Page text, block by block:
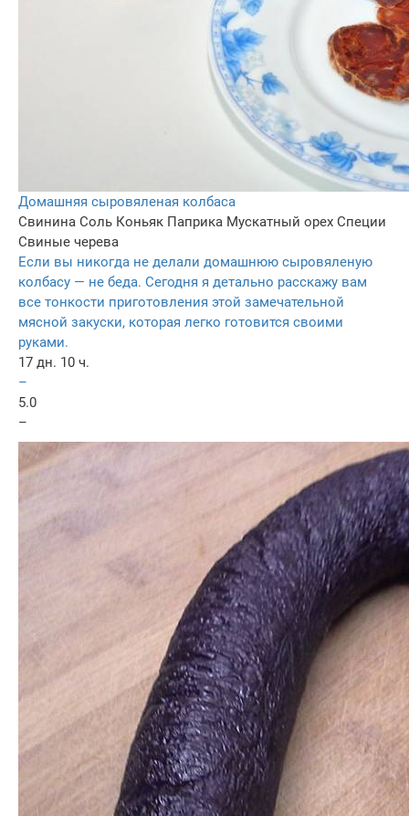
Домашняя сыровяленая колбаса
Свинина Соль Коньяк Паприка Мускатный орех Специи
Свиные черева
Если вы никогда не делали домашнюю сыровяленую
колбасу — не беда. Сегодня я детально расскажу вам
все тонкости приготовления этой замечательной
мясной закуски, которая легко готовится своими
руками.
17 дн. 10 ч.
–
5.0
–